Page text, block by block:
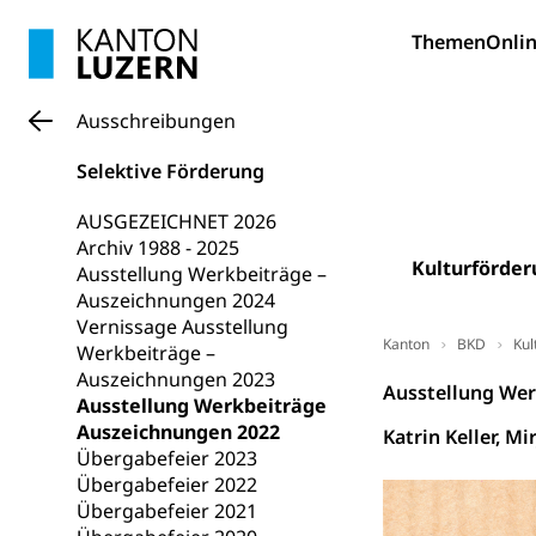
Themen
Ausschreibungen
Selektive Förderung
AUSGEZEICHNET 2026
Archiv 1988 - 2025
Ausstellung Werkbeiträge –
Auszeichnungen 2024
Vernissage Ausstellung
Werkbeiträge –
Auszeichnungen 2023
Ausstellung Werkbeiträge
Auszeichnungen 2022
Übergabefeier 2023
Übergabefeier 2022
Übergabefeier 2021
Kanton BKD
Ausstellung
Katrin Keller,
Vorschule
Frühe
Gesundheit